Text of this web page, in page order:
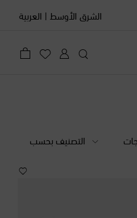
الشرق الأوسط | العربية
التصنيف بحسب